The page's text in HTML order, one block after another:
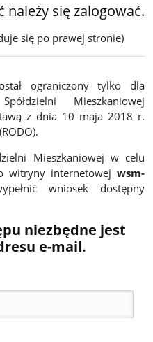
należy się zalogować.
się po prawej stronie)
ograniczony tylko dla
Mieszkaniowej
z dnia 10 maja 2018 r.
Mieszkaniowej w celu
witryny internetowej wsm-
wniosek dostępny
niezbędne jest
e-mail.